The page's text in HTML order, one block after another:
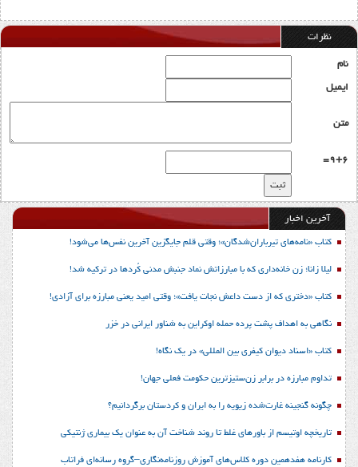
نظرات
نام
ایمیل
متن
9+6=
آخرین اخبار
کتاب «نامه‌های تیرباران‌شدگان»؛ وقتی قلم جایگزین آخرین نفس‌ها می‌شود!
لیلا زانا؛ زن خانه‌داری که با مبارزاتش نماد جنبش مدنی کُردها در ترکیه شد!
کتاب «دختری که از دست داعش نجات یافت»؛ وقتی امید یعنی مبارزه برای آزادی!
نگاهی به اهداف پشت پرده حمله اوکراین به شناور ایرانی در خزر
کتاب «اسناد دیوان کیفری بین المللی» در یک نگاه!
تداوم مبارزه در برابر زن‌ستیزترین حکومت فعلی جهان!
چگونه گنجینه غارت‌شده زیویه را به ایران و کردستان برگردانیم؟
تاریخچه اوتیسم از باورهای غلط تا روند شناخت آن به عنوان یک بیماری ژنتیکی
کارنامه هفدهمین دوره کلاس‌های آموزش روزنامه‌نگاری–گروه رسانه‌ای فراتاب